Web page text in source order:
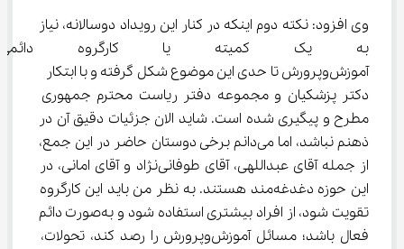
وی افزود: نکته دوم اینکه در کنار این رویداد دوسالانه، نیاز
به یک کمیته یا کارگروه
آموزش‌وپرورش تا حدی این موضوع شکل گرفته و با ابتکار
دکتر پزشکیان و مجموعه دفتر ریاست محترم جمهوری
مطرح و پیگیری شده است. شاید الان جزئیات دقیق آن در
ذهنم نباشد، اما می‌دانم برخی دوستان حاضر در این جمع،
از جمله آقای عبداللهی، آقای طوفانی‌نژاد و آقای امانی، در
این حوزه دغدغه‌مند هستند. به نظر من باید این کارگروه
تقویت شود، از افراد بیشتری استفاده شود و به‌صورت دائم
فعال باشد؛ مسائل آموزش‌وپرورش را رصد کند، تحولات،